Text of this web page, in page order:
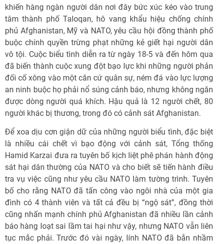
khiến hàng ngàn người dân nơi đây bức xúc kéo vào trung
tâm thành phố Taloqan, hô vang khẩu hiệu chống chính
phủ Afghanistan, Mỹ và NATO, yêu cầu hội đồng thành phố
buộc chính quyền trừng phạt những kẻ giết hại người dân
vô tội. Cuộc biểu tình diễn ra từ ngày 18-5 và đến hôm qua
đã biến thành cuộc xung đột bạo lực khi những người phản
đối cố xông vào một căn cứ quân sự, ném đá vào lực lượng
an ninh buộc họ phải nổ súng cảnh báo, nhưng không ngăn
được dòng người quá khích. Hậu quả là 12 người chết, 80
người khác bị thương, trong đó có cảnh sát Afghanistan.
Để xoa dịu cơn giận dữ của những người biểu tình, đặc biệt
là nhiều cái chết vì bạo động với cảnh sát, Tổng thống
Hamid Karzai đưa ra tuyên bố kịch liệt phê phán hành động
sát hại dân thường của NATO và cho biết sẽ tiến hành điều
tra vụ việc cũng như yêu cầu NATO làm tường trình. Tuyên
bố cho rằng NATO đã tấn công vào ngôi nhà của một gia
đình có 4 thành viên và tất cả đều bị “ngộ sát”, đồng thời
cũng nhấn mạnh chính phủ Afghanistan đã nhiều lần cảnh
báo hàng loạt sai lầm tai hại như vậy, nhưng NATO vẫn liên
tục mắc phải. Trước đó vài ngày, lính NATO đã bắn nhầm